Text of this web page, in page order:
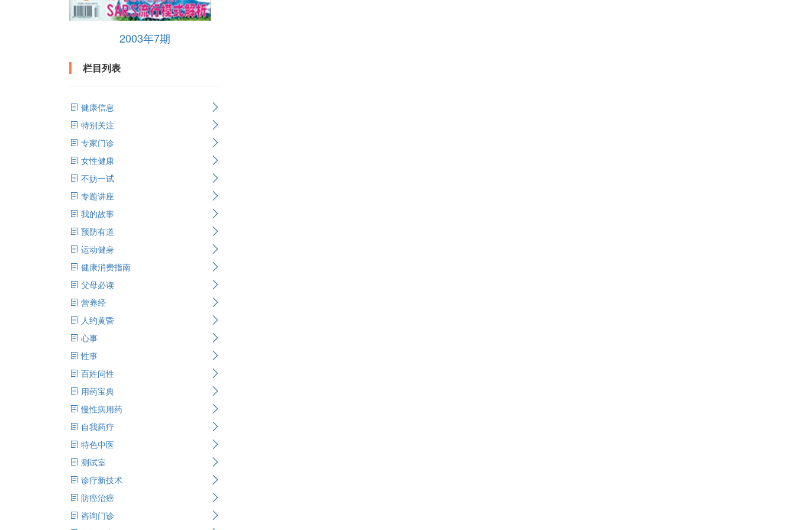
2003年7期
栏目列表
健康信息
特别关注
专家门诊
女性健康
不妨一试
专题讲座
我的故事
预防有道
运动健身
健康消费指南
父母必读
营养经
人约黄昏
心事
性事
百姓问性
用药宝典
慢性病用药
自我药疗
特色中医
测试室
诊疗新技术
防癌治癌
咨询门诊